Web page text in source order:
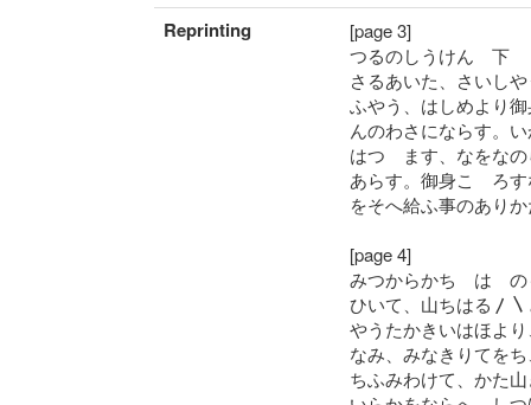
Reprinting
[page 3]
つるのしうけん 下
さるあいた、さいし
ふやう、はしめより
んのわさにならす。
はつゝます、なをな
あらす。御身こゝろ
をそへ給ふ事のあり
[page 4]
みつからかちゝはゝ
ひいて、山ちはる〳
やうたかきいはほよ
なみ、みなきりてを
ちふみわけて、かた